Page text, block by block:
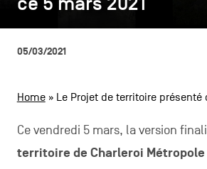
secondaire
05/03/2021
Home» Le Projet de territoire présenté
Ce vendredi 5 mars, la version
territoire de Charleroi Métropole